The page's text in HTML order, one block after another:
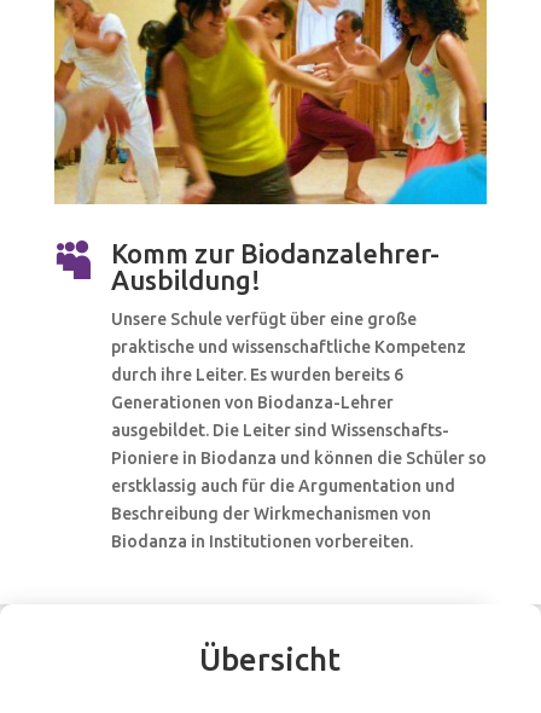

Komm zur Biodanzalehrer-
Ausbildung!
Unsere Schule verfügt über eine große
praktische und wissenschaftliche Kompetenz
durch ihre Leiter. Es wurden bereits 6
Generationen von Biodanza-Lehrer
ausgebildet. Die Leiter sind Wissenschafts-
Pioniere in Biodanza und können die Schüler so
erstklassig auch für die Argumentation und
Beschreibung der Wirkmechanismen von
Biodanza in Institutionen vorbereiten.
Übersicht